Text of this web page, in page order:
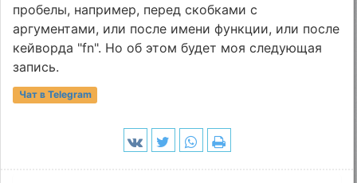
пробелы, например, перед скобками с
аргументами, или после имени функции, или после
кейворда "fn". Но об этом будет моя следующая
запись.
Чат в Telegram